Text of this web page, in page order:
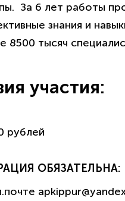
За 6 лет работы
знания и
8500 тысяч
участия:
рублей
ОБЯЗАТЕЛЬНА: